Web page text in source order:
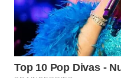
ALPERKLINAS
FORJASIDA
TAMBANG